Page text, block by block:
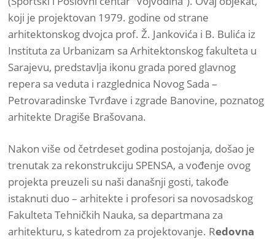
koji je projektovan 1979. godine od strane
arhitektonskog dvojca prof. Ž. Jankovića i B. Bulića iz
Instituta za Urbanizam sa Arhitektonskog fakulteta u
Sarajevu, predstavlja ikonu grada pored glavnog
repera sa veduta i razglednica Novog Sada –
Petrovaradinske Tvrđave i zgrade Banovine, poznatog
arhitekte Dragiše Brašovana.
Nakon više od četrdeset godina postojanja, došao je
trenutak za rekonstrukciju SPENSA, a vođenje ovog
projekta preuzeli su naši današnji gosti, takođe
istaknuti duo – arhitekte i profesori sa novosadskog
Fakulteta Tehničkih Nauka, sa departmana za
arhitekturu, s katedrom za projektovanje. Redovna